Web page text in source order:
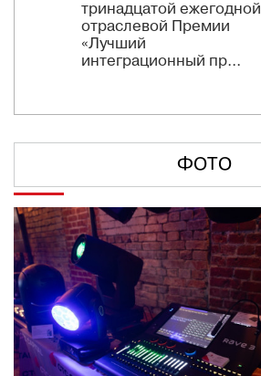
тринадцатой ежегодной
отраслевой Премии
«Лучший
интеграционный пр...
ФОТО